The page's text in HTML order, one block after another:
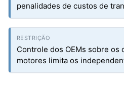
penalidades de custos de
Controle dos OEMs sobre os
motores limita os